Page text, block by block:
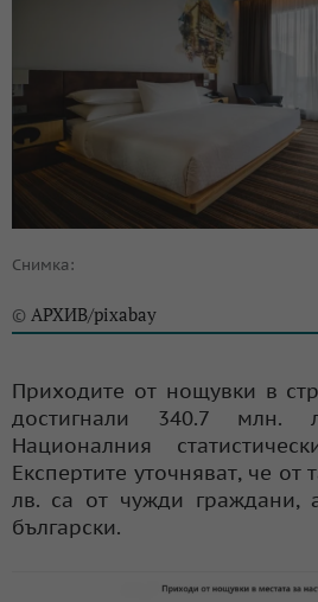
Снимка:
© АРХИВ/pixabay
Приходите от нощувки в
достигнали 340.7 млн.
Националния
Експертите уточняват, че от
лв. са от чужди граждани,
български.